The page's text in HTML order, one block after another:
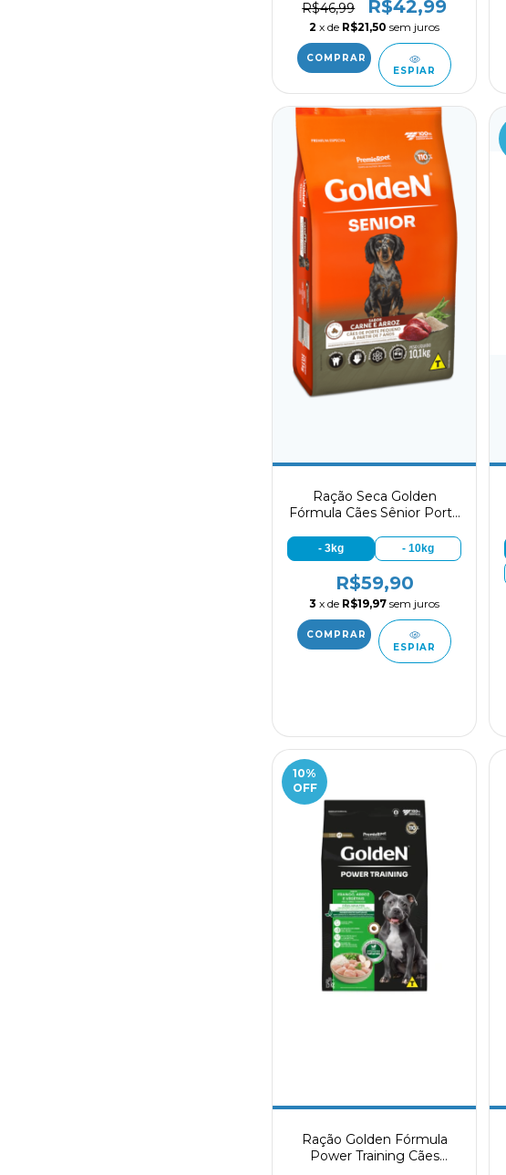
R$46,99 R$42,99
2 x de R$21,50 sem juros
ESPIAR
Ração Seca Golden
Fórmula Cães Sênior Porte
Arroz
- 3kg - 10kg
R$59,90
3 x de R$19,97 sem juros
ESPIAR
10%
OFF
Ração Golden Fórmula
Power Training Cães